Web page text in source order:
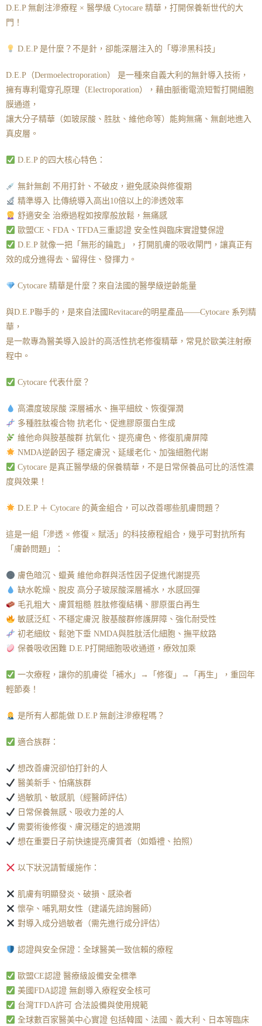
D.E.P 無創注滲療程 × 醫學級 Cytocare 精華，打開保養新世代的大
門！
D.E.P 是什麼？不是針，卻能深層注入的「導滲黑科技」
D.E.P（Dermoelectroporation） 是一種來自義大利的無針導入技術，
擁有專利電穿孔原理（Electroporation），藉由脈衝電流短暫打開細胞
膜通道，
讓大分子精華（如玻尿酸、胜肽、維他命等）能夠無痛、無創地進入
真皮層。
D.E.P 的四大核心特色：
無針無創 不用打針、不破皮，避免感染與修復期
精準導入 比傳統導入高出10倍以上的滲透效率
舒適安全 治療過程如按摩般放鬆，無痛感
歐盟CE、FDA、TFDA三重認證 安全性與臨床實證雙保證
D.E.P 就像一把「無形的鑰匙」，打開肌膚的吸收閘門，讓真正有
效的成分進得去、留得住、發揮力。
Cytocare 精華是什麼？來自法國的醫學級逆齡能量
與D.E.P聯手的，是來自法國Revitacare的明星產品——Cytocare 系列精
華，
是一款專為醫美導入設計的高活性抗老修復精華，常見於歐美注射療
程中。
Cytocare 代表什麼？
高濃度玻尿酸 深層補水、撫平細紋、恢復彈潤
多種胜肽複合物 抗老化、促進膠原蛋白生成
維他命與胺基酸群 抗氧化、提亮膚色、修復肌膚屏障
NMDA逆齡因子 穩定膚況、延緩老化、加強細胞代謝
Cytocare 是真正醫學級的保養精華，不是日常保養品可比的活性濃
度與效果！
D.E.P ＋ Cytocare 的黃金組合，可以改善哪些肌膚問題？
這是一組「滲透 × 修復 × 賦活」的科技療程組合，幾乎可對抗所有
「膚齡問題」：
膚色暗沉、蠟黃 維他命群與活性因子促進代謝提亮
缺水乾燥、脫皮 高分子玻尿酸深層補水，水感回彈
毛孔粗大、膚質粗糙 胜肽修復結構、膠原蛋白再生
敏感泛紅、不穩定膚況 胺基酸群修護屏障、強化耐受性
初老細紋、鬆弛下垂 NMDA與胜肽活化細胞、撫平紋路
保養吸收困難 D.E.P打開細胞吸收通道，療效加乘
一次療程，讓你的肌膚從「補水」→「修復」→「再生」，重回年
輕節奏！
是所有人都能做 D.E.P 無創注滲療程嗎？
適合族群：
想改善膚況卻怕打針的人
醫美新手、怕痛族群
過敏肌、敏感肌（經醫師評估）
日常保養無感、吸收力差的人
需要術後修復、膚況穩定的過渡期
想在重要日子前快速提亮膚質者（如婚禮、拍照）
以下狀況請暫緩施作：
肌膚有明顯發炎、破損、感染者
懷孕、哺乳期女性（建議先諮詢醫師）
對導入成分過敏者（需先進行成分評估）
認證與安全保證：全球醫美一致信賴的療程
歐盟CE認證 醫療級設備安全標準
美國FDA認證 無創導入療程安全核可
台灣TFDA許可 合法設備與使用規範
全球數百家醫美中心實證 包括韓國、法國、義大利、日本等臨床